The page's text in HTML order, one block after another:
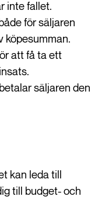
inte fallet.
för säljaren
köpesumman.
att få ta ett
säljaren den
kan leda till
till budget- och